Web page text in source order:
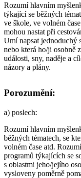
Rozumí hlavním
týkající se běžných
ve škole, ve volném
mohou nastat při
Umí napsat jednoduchý
nebo která ho/ji osobně
události, sny, naděje a
názory a plány.
Porozumění:
a) poslech:
Rozumí hlavním
běžných tématech, se
volném čase atd.
programů týkajících se
s oblastmi jeho/jejího
vysloveny poměrně